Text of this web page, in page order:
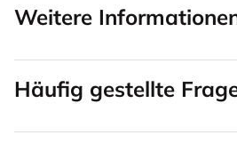
Weitere
Häufig gestellte